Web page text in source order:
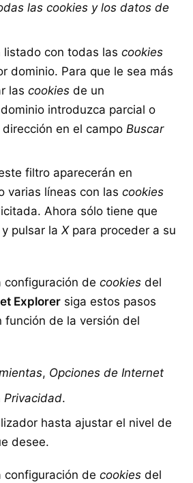
las cookies y los datos de
listado con todas las cookies
dominio. Para que le sea más
las cookiesde un
introduzca parcial o
en el campo Buscar
filtro aparecerán en
varias líneas con las cookies
Ahora sólo tiene que
pulsar la Xpara proceder a su
configuración de cookiesdel
Explorersiga estos pasos
función de la versión del
, Opciones de Internet
Privacidad.
hasta ajustar el nivel de
desee.
configuración de cookiesdel